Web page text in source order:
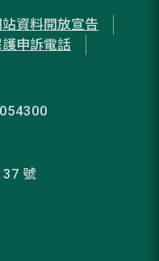
資料開放宣告
申訴電話
37 號